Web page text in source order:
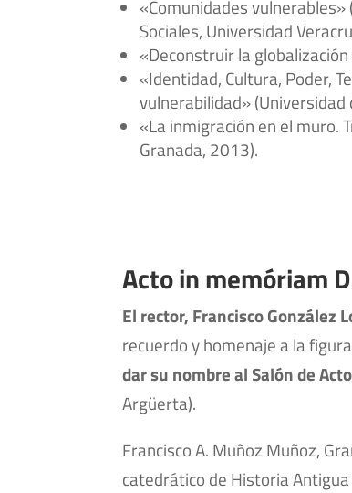
«Comunidades
Sociales, Universidad
«Deconstruir la
«Identidad, Cultura, Poder,
vulnerabilidad»
«La inmigración en el muro.
Granada, 2013).
Acto in memóriam
El rector, Francisco González
recuerdo y homenaje a la
dar su nombre al Salón de
Argüerta).
Francisco A. Muñoz Muñoz,
catedrático de Historia